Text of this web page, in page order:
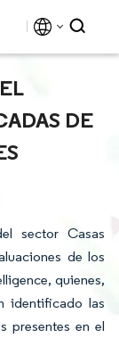
DE
sector Casas
de los
quienes,
identificado las
presentes en el